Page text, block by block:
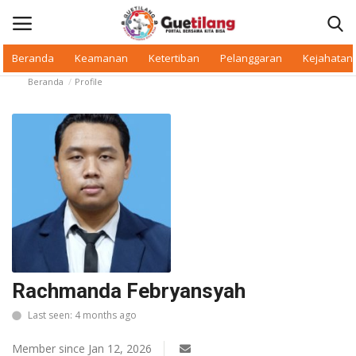
Beranda Keamanan Ketertiban Pelanggaran Kejahatan
Beranda
Makan Bergizi
Warkop Digital
Pelanggaran
Ketertiban
Beranda Profile
Rachmanda Febryansyah
Last seen: 4 months ago
Member since Jan 12, 2026